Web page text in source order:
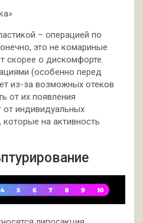
– операцией по
это не комариные
скорее о дискомфорте.
(особенно перед
из-за возможных отеков
от их появления
от индивидуальных
на активность